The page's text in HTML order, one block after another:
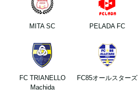
MITA SC PELADA FC
FC TRIANELLO
Machida
FC85オールスターズ